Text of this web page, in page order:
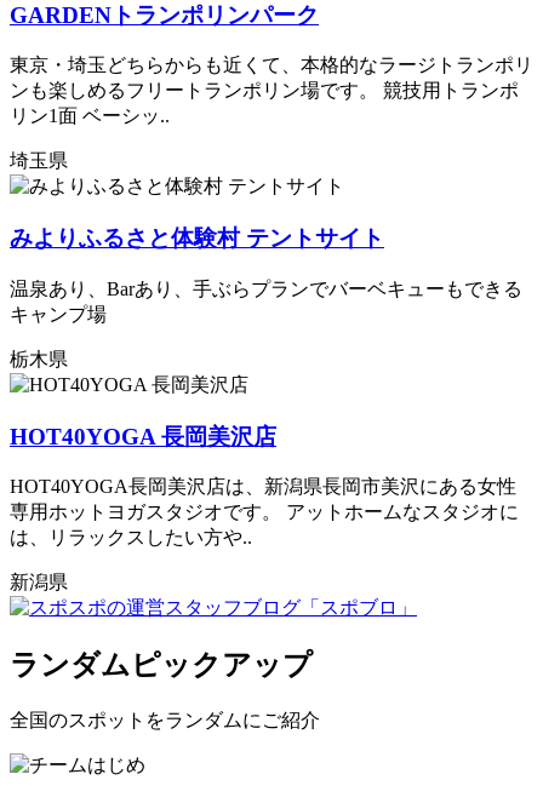
GARDENトランポリンパーク
東京・埼玉どちらからも近くて、本格的なラージトランポリ
ンも楽しめるフリートランポリン場です。 競技用トランポ
リン1面 ベーシッ..
埼玉県
みよりふるさと体験村 テントサイト
温泉あり、Barあり、手ぶらプランでバーベキューもできる
キャンプ場
栃木県
HOT40YOGA 長岡美沢店
HOT40YOGA長岡美沢店は、新潟県長岡市美沢にある女性
専用ホットヨガスタジオです。 アットホームなスタジオに
は、リラックスしたい方や..
新潟県
ランダムピックアップ
全国のスポットをランダムにご紹介